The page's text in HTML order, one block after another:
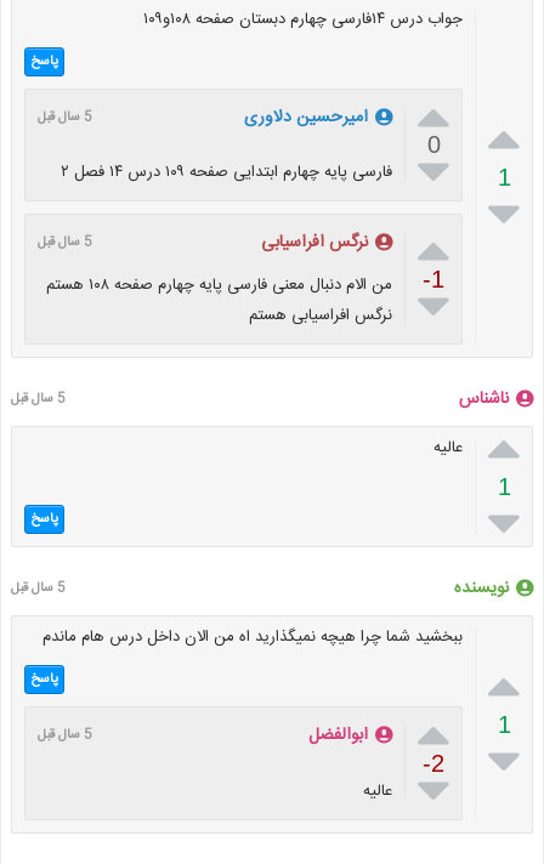

1

جواب درس ۱۴فارسی چهارم دبستان صفحه ۱۰۸و۱۰۹
پاسخ

0

امیرحسین دلاوری 5 سال قبل
فارسی پایه چهارم ابتدايی صفحه ۱۰۹ درس ۱۴ فصل ۲

-1

نرگس افراسیابی 5 سال قبل
من الام دنبال معنی فارسی پایه چهارم صفحه ۱۰۸ هستم
نرگس افراسیابی هستم
ناشناس 5 سال قبل

1

عالیه
پاسخ
نویسنده 5 سال قبل

1

ببخشید شما چرا هیچه نمیگذارید اه من الان داخل درس هام ماندم
پاسخ

-2

ابوالفضل 5 سال قبل
عالیه